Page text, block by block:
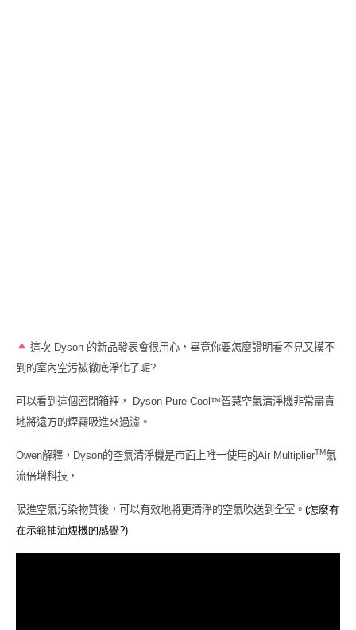
這次 Dyson 的新品發表會很用心，畢竟你要怎麼證明看不見又摸不
到的室內空污被徹底淨化了呢?
可以看到這個密閉箱裡， Dyson Pure Cool™智慧空氣清淨機非常盡責
地將遠方的煙霧吸進來過濾。
Owen解釋， Dyson的空氣清淨機是市面上唯一使用的Air MultiplierTM氣
流倍增科技，
吸進空氣污染物質後，可以有效地將更清淨的空氣吹送到全室。 (怎麼有
在示範抽油煙機的感覺?)